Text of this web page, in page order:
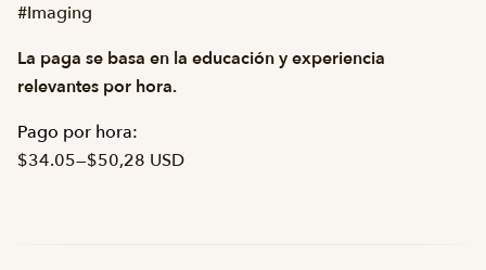
#Imaging
La paga se basa en la educación y experiencia
relevantes por hora.
Pago por hora:
$34.05—$50,28 USD